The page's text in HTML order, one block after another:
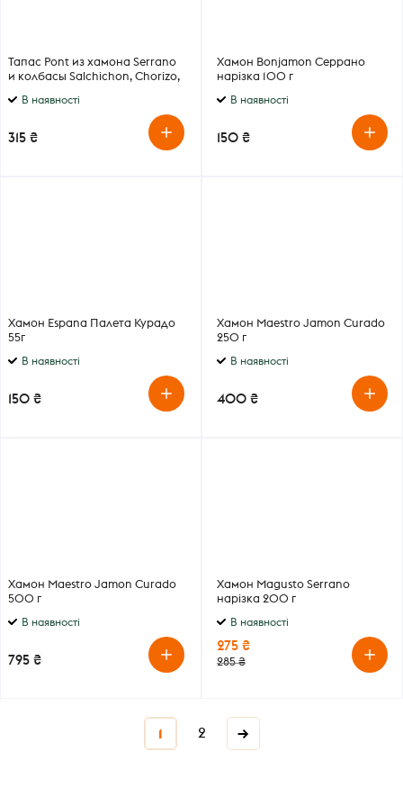
Тапас Pont из хамона Serrano
и колбасы Salchichon, Chorizo,
В наявності
315 ₴
Хамон Bonjamon Серрано
нарізка 100 г
В наявності
150 ₴
Хамон Espana Палета Курадо
55г
В наявності
150 ₴
Хамон Maestro Jamon Curado
250 г
В наявності
400 ₴
Хамон Maestro Jamon Curado
500 г
В наявності
795 ₴
Хамон Magusto Serrano
нарізка 200 г
В наявності
275 ₴
285 ₴
1 2 →